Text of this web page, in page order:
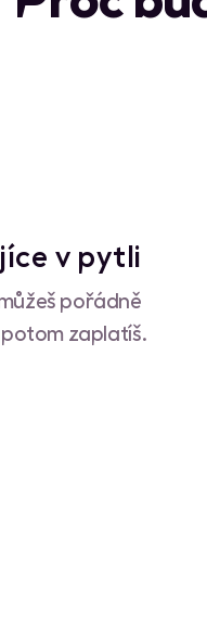
v pytli
pořádně
zaplatíš.